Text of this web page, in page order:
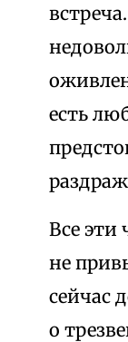
есть
Все эти
не
сейчас
о